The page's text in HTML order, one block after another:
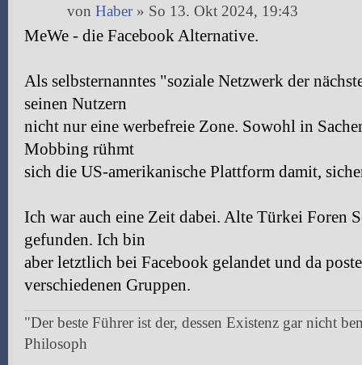
von Haber» So 13. Okt 2024, 19:43
MeWe - die Facebook Alternative.
Als selbsternanntes "soziale Netzwerk der
seinen Nutzern
nicht nur eine werbefreie Zone. Sowohl in
Mobbing rühmt
sich die US-amerikanische Plattform damit,
Ich war auch eine Zeit dabei. Alte Türkei Foren
gefunden. Ich bin
aber letztlich bei Facebook gelandet und da
verschiedenen Gruppen.
"Der beste Führer ist der, dessen Existenz gar nicht
Philosoph